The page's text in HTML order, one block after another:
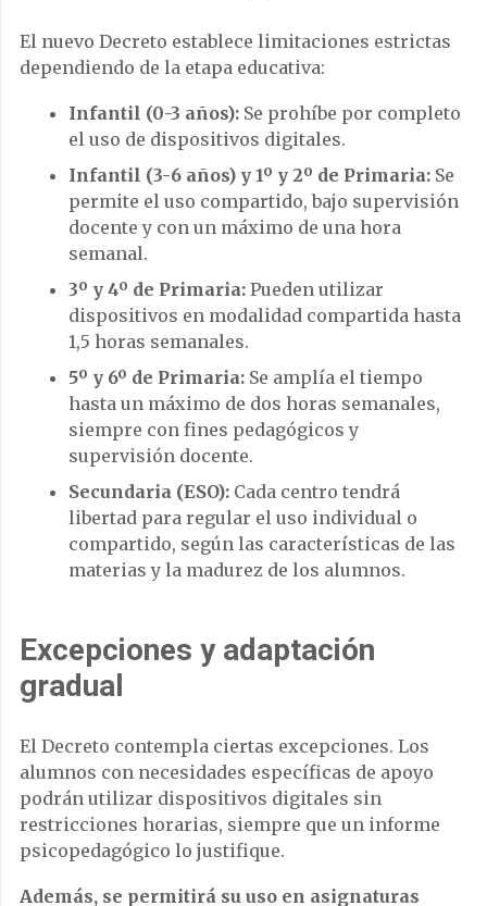
El nuevo Decreto establece limitaciones estrictas
dependiendo de la etapa educativa:
Infantil (0-3 años): Se prohíbe por completo
el uso de dispositivos digitales.
Infantil (3-6 años) y 1º y 2º de Primaria: Se
permite el uso compartido, bajo supervisión
docente y con un máximo de una hora
semanal.
3º y 4º de Primaria: Pueden utilizar
dispositivos en modalidad compartida hasta
1,5 horas semanales.
5º y 6º de Primaria: Se amplía el tiempo
hasta un máximo de dos horas semanales,
siempre con fines pedagógicos y
supervisión docente.
Secundaria (ESO): Cada centro tendrá
libertad para regular el uso individual o
compartido, según las características de las
materias y la madurez de los alumnos.
Excepciones y adaptación
gradual
El Decreto contempla ciertas excepciones. Los
alumnos con necesidades específicas de apoyo
podrán utilizar dispositivos digitales sin
restricciones horarias, siempre que un informe
psicopedagógico lo justifique.
Además, se permitirá su uso en asignaturas